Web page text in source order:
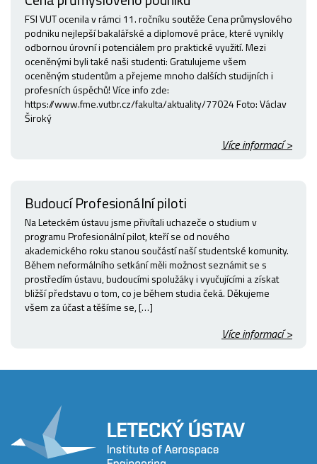
FSI VUT ocenila v rámci 11. ročníku soutěže Cena průmyslového
podniku nejlepší bakalářské a diplomové práce, které vynikly
odbornou úrovní i potenciálem pro praktické využití. Mezi
oceněnými byli také naši studenti: Gratulujeme všem
oceněným studentům a přejeme mnoho dalších studijních i
profesních úspěchů! Více info zde:
https://www.fme.vutbr.cz/fakulta/aktuality/77024 Foto: Václav
Široký
Více informací >
Budoucí Profesionální piloti
Na Leteckém ústavu jsme přivítali uchazeče o studium v
programu Profesionální pilot, kteří se od nového
akademického roku stanou součástí naší studentské komunity.
Během neformálního setkání měli možnost seznámit se s
prostředím ústavu, budoucími spolužáky i vyučujícími a získat
bližší představu o tom, co je během studia čeká. Děkujeme
všem za účast a těšíme se, […]
Více informací >